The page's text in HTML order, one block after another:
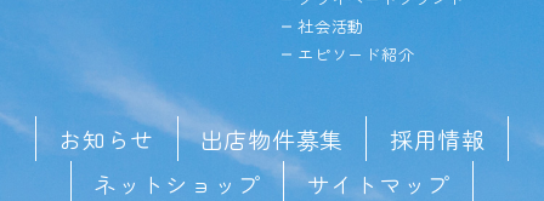
社会活動
エピソード紹介
お知らせ 出店物件募集
採用情報
ネットショップ
サイトマップ